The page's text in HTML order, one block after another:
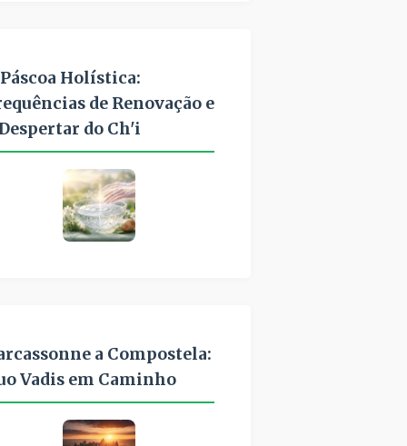
Holística:
de Renovação e
do Ch'i
a Compostela:
Vadis em Caminho